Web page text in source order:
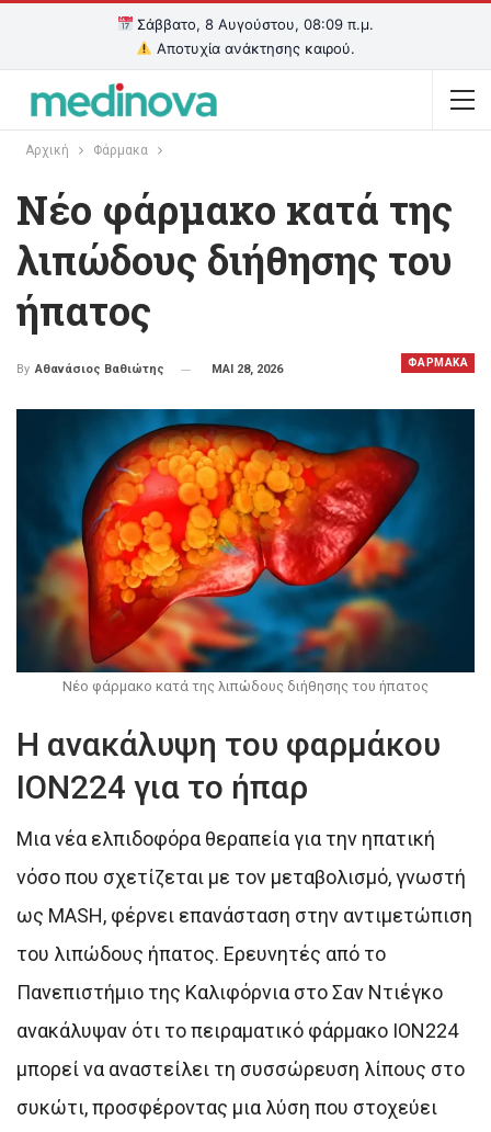
Σάββατο, 8 Αυγούστου, 08:09 π.μ.
Αποτυχία ανάκτησης καιρού.
Αρχική Φάρμακα
Νέο φάρμακο κατά της
λιπώδους διήθησης του
ήπατος
ΦΑΡΜΑΚΑ
By Αθανάσιος Βαθιώτης ΜΑΙ 28, 2026
Νέο φάρμακο κατά της λιπώδους διήθησης του ήπατος
Η ανακάλυψη του φαρμάκου
ION224 για το ήπαρ
Μια νέα ελπιδοφόρα θεραπεία για την ηπατική
νόσο που σχετίζεται με τον μεταβολισμό, γνωστή
ως MASH, φέρνει επανάσταση στην αντιμετώπιση
του λιπώδους ήπατος. Ερευνητές από το
Πανεπιστήμιο της Καλιφόρνια στο Σαν Ντιέγκο
ανακάλυψαν ότι το πειραματικό φάρμακο ION224
μπορεί να αναστείλει τη συσσώρευση λίπους στο
συκώτι, προσφέροντας μια λύση που στοχεύει